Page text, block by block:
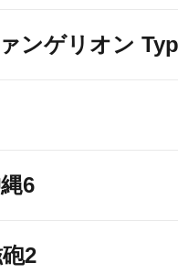
ンゲリオン
6
2